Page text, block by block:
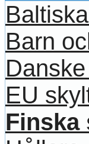
Barn
EU
Finska